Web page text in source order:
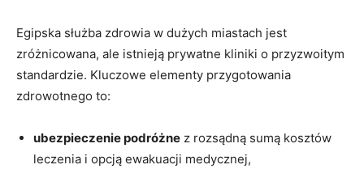
Egipska służba zdrowia w dużych miastach jest
zróżnicowana, ale istnieją prywatne kliniki o przyzwoitym
standardzie. Kluczowe elementy przygotowania
zdrowotnego to:
ubezpieczenie podróżne z rozsądną sumą kosztów
leczenia i opcją ewakuacji medycznej,